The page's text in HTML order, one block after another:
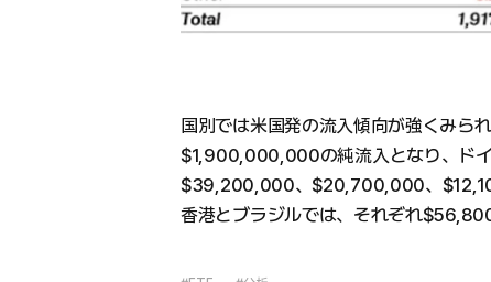
国別では米国発の流入傾向が強くみら
$1,900,000,000の純流入となり、ド
$39,200,000、$20,700,000、
香港とブラジルでは、それぞれ